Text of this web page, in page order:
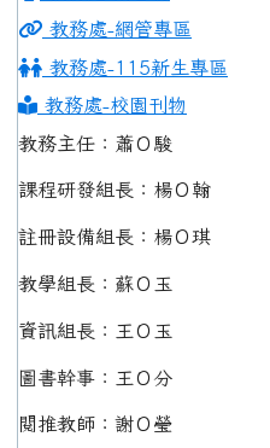
教務處-網管專區
教務處-115新生專區
教務處-校園刊物
教務主任：蕭Ｏ駿
課程研發組長：楊Ｏ翰
註冊設備組長：楊Ｏ琪
教學組長：蘇Ｏ玉
資訊組長：王Ｏ玉
圖書幹事：王Ｏ分
閱推教師：謝Ｏ瑩